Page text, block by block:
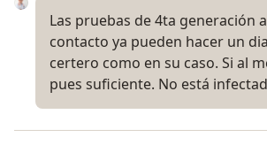
Las pruebas de 4ta generación
contacto ya pueden hacer un
certero como en su caso. Si al
pues suficiente. No está